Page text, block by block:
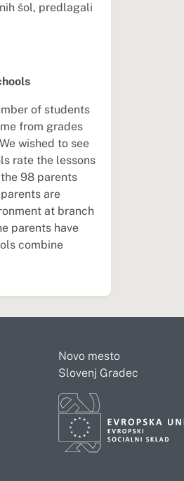
šol, predlagali
of students
from grades
wished to see
rate the lessons
98 parents
are
at branch
parents have
combine
Novo mesto
Slovenj Gradec